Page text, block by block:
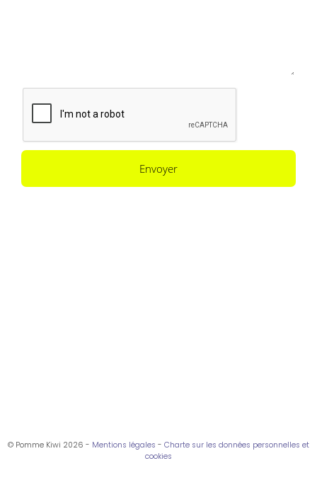
© Pomme Kiwi 2026 - Mentions légales - Charte sur les données personnelles et
cookies